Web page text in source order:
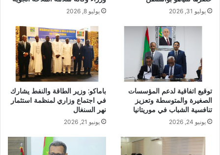
يوليو 31, 2026 يوليو 8, 2026
توقيع اتفاقية لدعم المؤسسات
الصغيرة والمتوسطة وتعزيز
تنافسية الشباب في موريتانيا
يونيو 24, 2026
باماكو: وزير الطاقة والنفط يشارك
في اجتماع وزاري لمنظمة استثمار
نهر السنغال
يونيو 21, 2026